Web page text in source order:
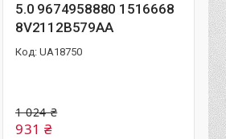
5.0 9674958880 1516668
8V2112B579AA
UA18750
1 024 ₴
931 ₴